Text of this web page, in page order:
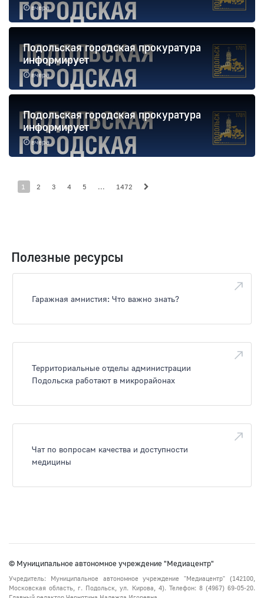
вчера
вчера
Подольская городская прокуратура
информирует
вчера
Подольская городская прокуратура
информирует
1 2 3 4 5 ... 1472
Полезные ресурсы
Гаражная амнистия: Что важно знать?
Территориальные отделы администрации
Подольска работают в микрорайонах
Чат по вопросам качества и доступности
медицины
© Муниципальное автономное учреждение "Медиацентр"
Учредитель: Муниципальное автономное учреждение "Медиацентр" (142100,
Московская область, г. Подольск, ул. Кирова, 4). Телефон: 8 (4967) 69-05-20.